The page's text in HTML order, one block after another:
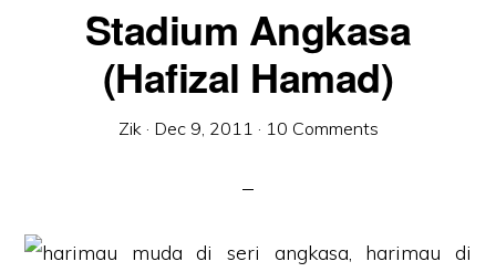
Stadium Angkasa
(Hafizal Hamad)
Zik· Dec 9, 2011 · 10 Comments